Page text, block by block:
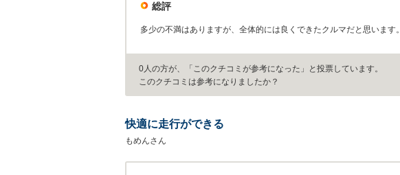
総評
多少の不満はありますが、全体的には良くできたクルマだと思います。
0人の方が、「このクチコミが参考になった」と投票しています。
このクチコミは参考になりましたか？
快適に走行ができる
もめんさん